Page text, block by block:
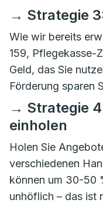
→ Strategie
Wie wir bereits
159, Pflegekasse-
Geld, das Sie
Förderung sparen
→ Strategie
einholen
Holen Sie
verschiedenen
können um 30-50
unhöflich – das ist